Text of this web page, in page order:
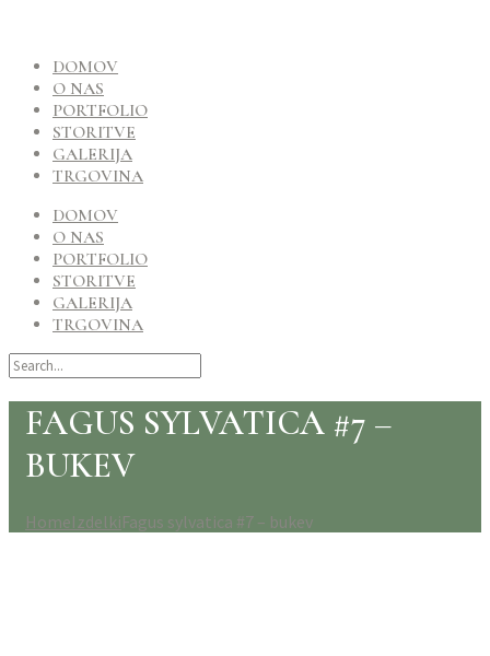
DOMOV
O NAS
PORTFOLIO
STORITVE
GALERIJA
TRGOVINA
DOMOV
O NAS
PORTFOLIO
STORITVE
GALERIJA
TRGOVINA
FAGUS SYLVATICA #7 –
BUKEV
HomeIzdelkiFagus sylvatica #7 – bukev